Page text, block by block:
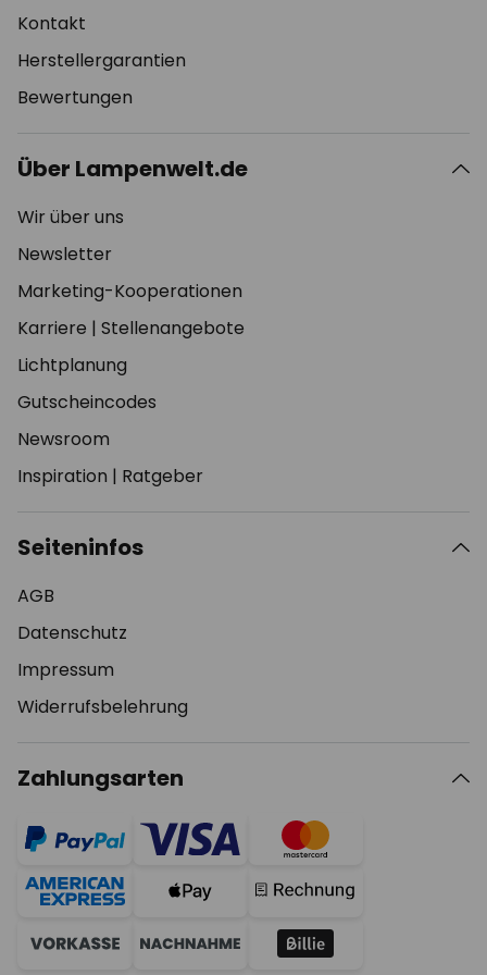
Kontakt
Herstellergarantien
Bewertungen
Über Lampenwelt.de
Wir über uns
Newsletter
Marketing-Kooperationen
Karriere | Stellenangebote
Lichtplanung
Gutscheincodes
Newsroom
Inspiration | Ratgeber
Seiteninfos
AGB
Datenschutz
Impressum
Widerrufsbelehrung
Zahlungsarten